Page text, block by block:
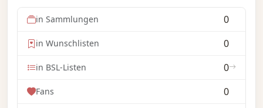
in Sammlungen 0
in Wunschlisten 0
in BSL-Listen 0
Fans 0